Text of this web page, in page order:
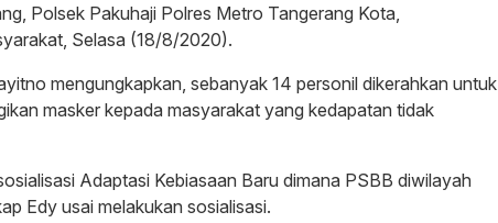
Polsek Pakuhaji Polres Metro Tangerang Kota,
Selasa (18/8/2020).
mengungkapkan, sebanyak 14 personil dikerahkan untuk
masker kepada masyarakat yang kedapatan tidak
Adaptasi Kebiasaan Baru dimana PSBB diwilayah
Edy usai melakukan sosialisasi.